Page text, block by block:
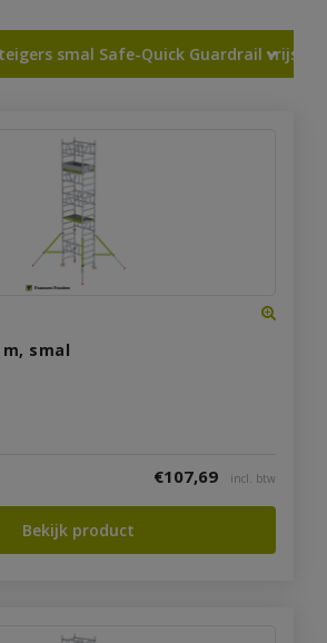
smal Safe-Quick Guardrail
smal
€107,69 incl. btw
Bekijk product